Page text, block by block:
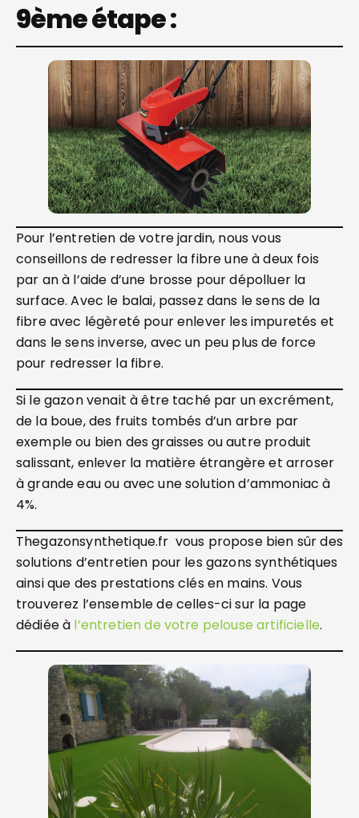
9ème étape :
Pour l’entretien de votre jardin, nous vous
conseillons de redresser la fibre une à deux fois
par an à l’aide d’une brosse pour dépolluer la
surface. Avec le balai, passez dans le sens de la
fibre avec légèreté pour enlever les impuretés et
dans le sens inverse, avec un peu plus de force
pour redresser la fibre.
Si le gazon venait à être taché par un excrément,
de la boue, des fruits tombés d’un arbre par
exemple ou bien des graisses ou autre produit
salissant, enlever la matière étrangère et arroser
à grande eau ou avec une solution d’ammoniac à
4%.
Thegazonsynthetique.fr vous propose bien sûr des
solutions d’entretien pour les gazons synthétiques
ainsi que des prestations clés en mains. Vous
trouverez l’ensemble de celles-ci sur la page
dédiée à l’entretien de votre pelouse artificielle.